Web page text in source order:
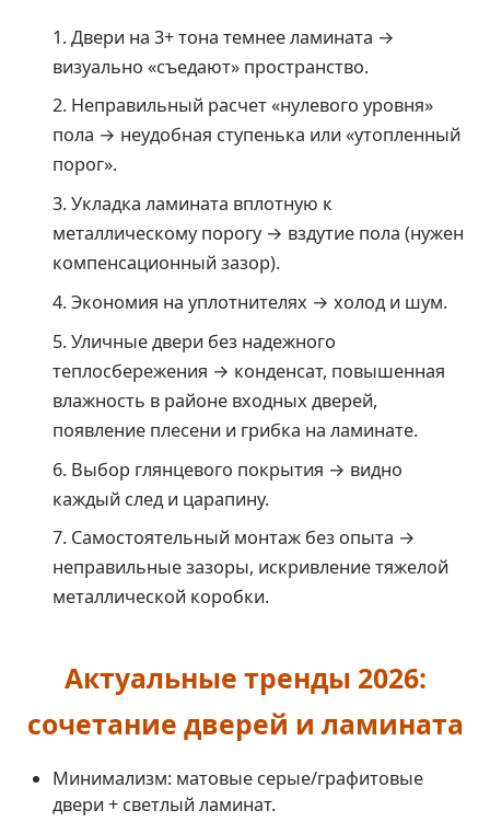
Двери на 3+ тона темнее ламината →
визуально «съедают» пространство.
Неправильный расчет «нулевого уровня»
пола → неудобная ступенька или «утопленный
порог».
Укладка ламината вплотную к
металлическому порогу → вздутие пола (нужен
компенсационный зазор).
Экономия на уплотнителях → холод и шум.
Уличные двери без надежного
теплосбережения → конденсат, повышенная
влажность в районе входных дверей,
появление плесени и грибка на ламинате.
Выбор глянцевого покрытия → видно
каждый след и царапину.
Самостоятельный монтаж без опыта →
неправильные зазоры, искривление тяжелой
металлической коробки.
Актуальные тренды 2026:
сочетание дверей и ламината
Минимализм: матовые серые/графитовые
двери + светлый ламинат.